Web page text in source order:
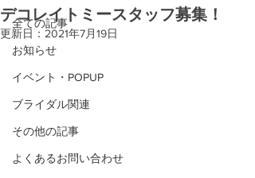
全ての記事
お知らせ
イベント・POPUP
ブライダル関連
その他の記事
よくあるお問い合わせ
デコレイトミースタッフ募集！
更新日： 2021年7月19日